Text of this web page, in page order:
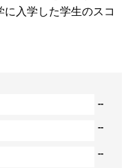
入学した学生のスコ
--
--
--